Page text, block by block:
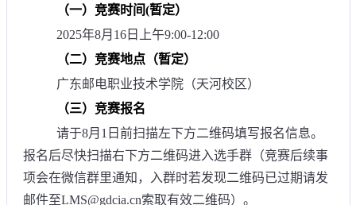
（一）竞赛时间(暂定）
2025年8月16日上午9:00-12:00
（二）竞赛地点（暂定）
广东邮电职业技术学院（天河校区）
（三）竞赛报名
请于8月1日前扫描左下方二维码填写报名信息。
报名后尽快扫描右下方二维码进入选手群（竞赛后续事
项会在微信群里通知，入群时若发现二维码已过期请发
邮件至LMS@gdcia.cn索取有效二维码）。